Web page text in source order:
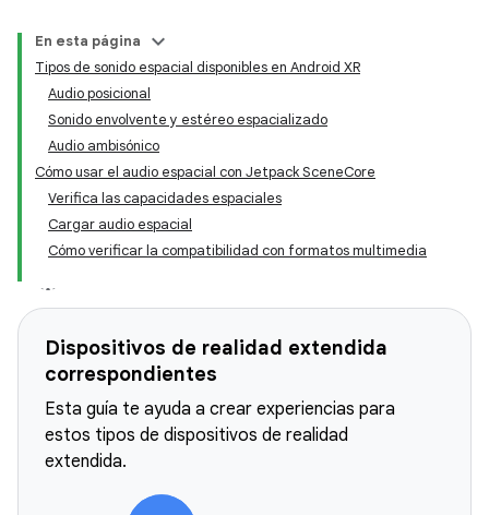
En esta página
Tipos de sonido espacial disponibles en Android XR
Audio posicional
Sonido envolvente y estéreo espacializado
Audio ambisónico
Cómo usar el audio espacial con Jetpack SceneCore
Verifica las capacidades espaciales
Cargar audio espacial
Cómo verificar la compatibilidad con formatos multimedia
Dispositivos de realidad extendida
correspondientes
Esta guía te ayuda a crear experiencias para
estos tipos de dispositivos de realidad
extendida.